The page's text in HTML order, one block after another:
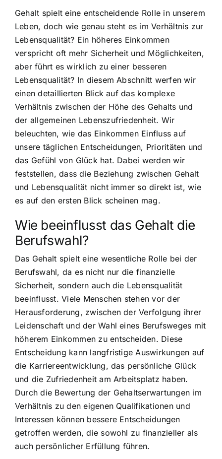
Gehalt spielt eine entscheidende Rolle in unserem
Leben, doch wie genau steht es im Verhältnis zur
Lebensqualität? Ein höheres Einkommen
verspricht oft mehr Sicherheit und Möglichkeiten,
aber führt es wirklich zu einer besseren
Lebensqualität? In diesem Abschnitt werfen wir
einen detaillierten Blick auf das komplexe
Verhältnis zwischen der Höhe des Gehalts und
der allgemeinen Lebenszufriedenheit. Wir
beleuchten, wie das Einkommen Einfluss auf
unsere täglichen Entscheidungen, Prioritäten und
das Gefühl von Glück hat. Dabei werden wir
feststellen, dass die Beziehung zwischen Gehalt
und Lebensqualität nicht immer so direkt ist, wie
es auf den ersten Blick scheinen mag.
Wie beeinflusst das Gehalt die
Berufswahl?
Das Gehalt spielt eine wesentliche Rolle bei der
Berufswahl, da es nicht nur die finanzielle
Sicherheit, sondern auch die Lebensqualität
beeinflusst. Viele Menschen stehen vor der
Herausforderung, zwischen der Verfolgung ihrer
Leidenschaft und der Wahl eines Berufsweges mit
höherem Einkommen zu entscheiden. Diese
Entscheidung kann langfristige Auswirkungen auf
die Karriereentwicklung, das persönliche Glück
und die Zufriedenheit am Arbeitsplatz haben.
Durch die Bewertung der Gehaltserwartungen im
Verhältnis zu den eigenen Qualifikationen und
Interessen können bessere Entscheidungen
getroffen werden, die sowohl zu finanzieller als
auch persönlicher Erfüllung führen.